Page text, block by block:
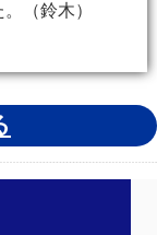
（鈴木）